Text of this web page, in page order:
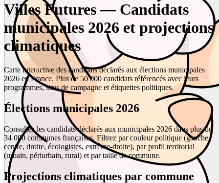
Villes Futures — Candidats
municipales 2026 et projections
climatiques
Carte interactive des candidats déclarés aux élections municipales
2026 en France. Plus de 50 000 candidats référencés avec leurs
programmes, sites de campagne et étiquettes politiques.
Élections municipales 2026
Consultez les candidats déclarés aux municipales 2026 dans plus de
34 000 communes françaises. Filtrez par couleur politique (gauche,
centre, droite, écologistes, extrême-droite), par profil territorial
(urbain, périurbain, rural) et par taille de commune.
Projections climatiques par commune